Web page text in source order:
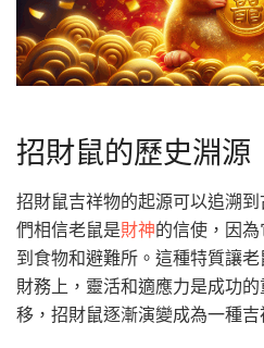
招財鼠的歷史淵源
招財鼠吉祥物的起源可以追溯
們相信老鼠是財神的信使，因
到食物和避難所。這種特質讓
財務上，靈活和適應力是成功
移，招財鼠逐漸演變成為一種